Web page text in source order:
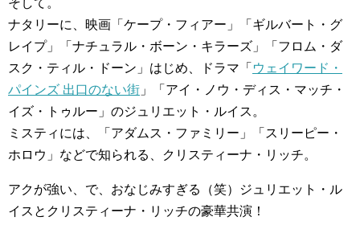
そして。
ナタリーに、映画「ケープ・フィアー」「ギルバート・グ
レイプ」「ナチュラル・ボーン・キラーズ」「フロム・ダ
スク・ティル・ドーン」はじめ、ドラマ「 ウェイワード・
パインズ 出口のない街 」「アイ・ノウ・ディス・マッチ・
イズ・トゥルー」のジュリエット・ルイス。
ミスティには、「アダムス・ファミリー」「スリーピー・
ホロウ」などで知られる、クリスティーナ・リッチ。
アクが強い、で、おなじみすぎる（笑）ジュリエット・ル
イスとクリスティーナ・リッチの豪華共演！